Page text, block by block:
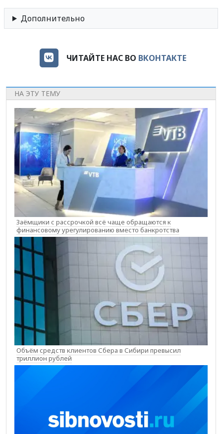
Дополнительно
ЧИТАЙТЕ НАС ВО ВКОНТАКТЕ
НА ЭТУ ТЕМУ
Заёмщики с рассрочкой всё чаще обращаются к
финансовому урегулированию вместо банкротства
Объём средств клиентов Сбера в Сибири превысил
триллион рублей